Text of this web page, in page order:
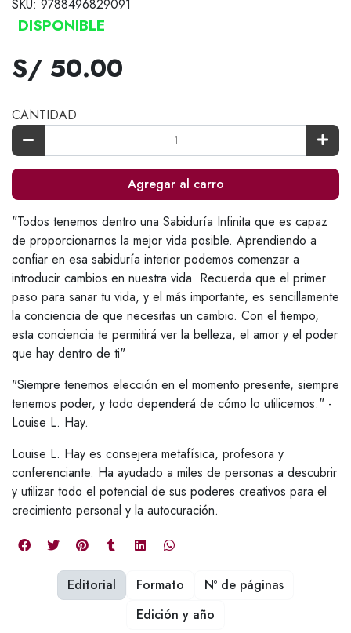
SKU: 9788496829091
DISPONIBLE
S/ 50.00
CANTIDAD
Agregar al carro
"Todos tenemos dentro una Sabiduría Infinita que es capaz
de proporcionarnos la mejor vida posible. Aprendiendo a
confiar en esa sabiduría interior podemos comenzar a
introducir cambios en nuestra vida. Recuerda que el primer
paso para sanar tu vida, y el más importante, es sencillamente
la conciencia de que necesitas un cambio. Con el tiempo,
esta conciencia te permitirá ver la belleza, el amor y el poder
que hay dentro de ti"
"Siempre tenemos elección en el momento presente, siempre
tenemos poder, y todo dependerá de cómo lo utilicemos." -
Louise L. Hay.
Louise L. Hay es consejera metafísica, profesora y
conferenciante. Ha ayudado a miles de personas a descubrir
y utilizar todo el potencial de sus poderes creativos para el
crecimiento personal y la autocuración.
Editorial Formato
Nº de páginas
Edición y año